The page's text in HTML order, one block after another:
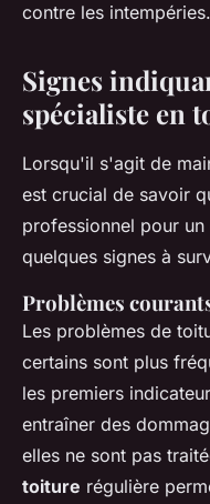
contre les intempéries.
Signes
spécialiste en
Lorsqu'il s'agit de
est crucial de savoir
professionnel pour un
quelques signes à
Problèmes
Les problèmes de
certains sont plus
les premiers
entraîner des
elles ne sont pas
toiture régulière